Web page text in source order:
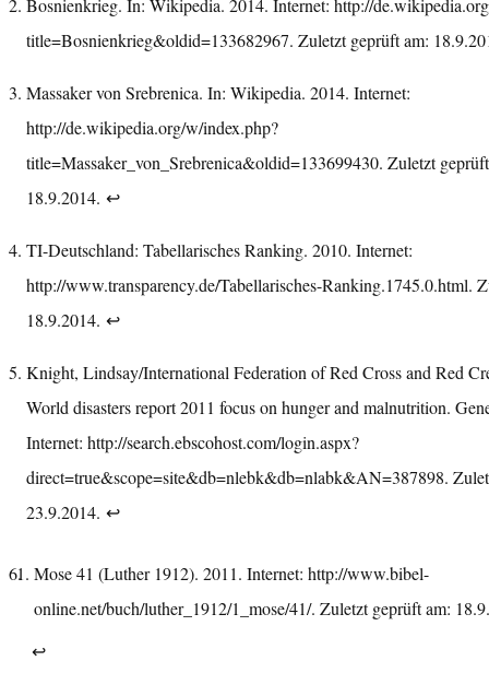
Bosnienkrieg. In: Wikipedia. 2014. Internet: http://
title=Bosnienkrieg&oldid=133682967. Zuletzt geprüft am:
Massaker von Srebrenica. In: Wikipedia. 2014. Internet:
http://de.wikipedia.org/w/index.php?
title=Massaker_von_Srebrenica&oldid=133699430. Zuletzt
18.9.2014. ↩︎
TI-Deutschland: Tabellarisches Ranking. 2010. Internet:
http://www.transparency.de/Tabellarisches-Ranking.1745.0.html.
18.9.2014. ↩︎
Knight, Lindsay/International Federation of Red Cross and Red
World disasters report 2011 focus on hunger and malnutrition.
Internet: http://search.ebscohost.com/login.aspx?
direct=true&scope=site&db=nlebk&db=nlabk&AN=387898.
23.9.2014. ↩︎
Mose 41 (Luther 1912). 2011. Internet:http://www.bibel-
online.net/buch/luther_1912/1_mose/41/. Zuletzt geprüft am:
↩︎